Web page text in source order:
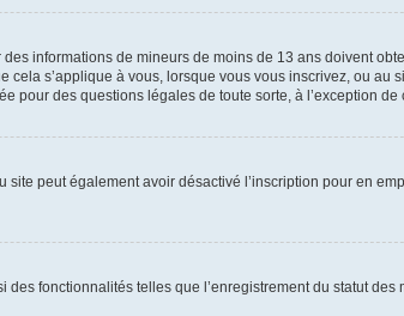
informations de mineurs de moins de 13 ans doivent
s’applique à vous, lorsque vous vous inscrivez, ou au
pour des questions légales de toute sorte, à l’exception
peut également avoir désactivé l’inscription pour en
fonctionnalités telles que l’enregistrement du statut des